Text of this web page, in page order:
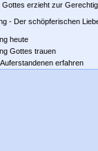
erzieht zur
- Der schöpferischen
heute
Gottes trauen
erfahren